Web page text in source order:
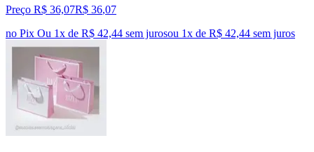
Preço R$ 36,07R$ 36,07
no Pix Ou 1x de R$ 42,44 sem jurosou 1x de R$ 42,44 sem juros